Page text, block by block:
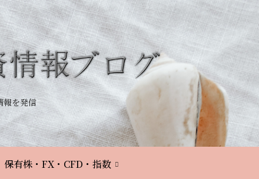
報を発信
保有株・FX・CFD・指数